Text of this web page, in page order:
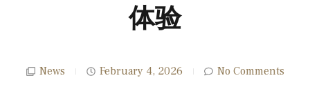
体验
News February 4, 2026 No Comments